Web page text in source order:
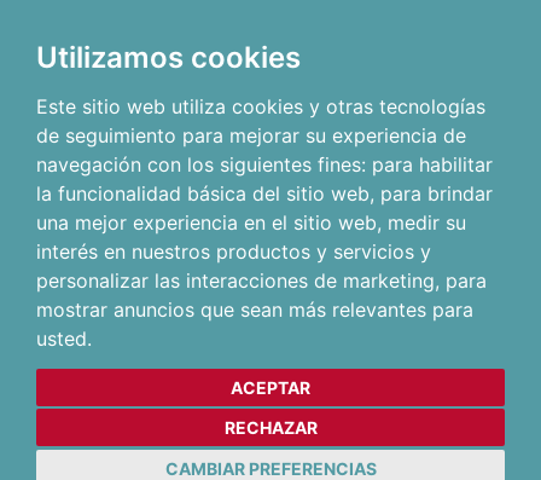
Utilizamos cookies
Este sitio web utiliza cookies y otras tecnologías
de seguimiento para mejorar su experiencia de
navegación con los siguientes fines: para habilitar
la funcionalidad básica del sitio web, para brindar
una mejor experiencia en el sitio web, medir su
interés en nuestros productos y servicios y
personalizar las interacciones de marketing, para
mostrar anuncios que sean más relevantes para
usted.
ACEPTAR
RECHAZAR
CAMBIAR PREFERENCIAS